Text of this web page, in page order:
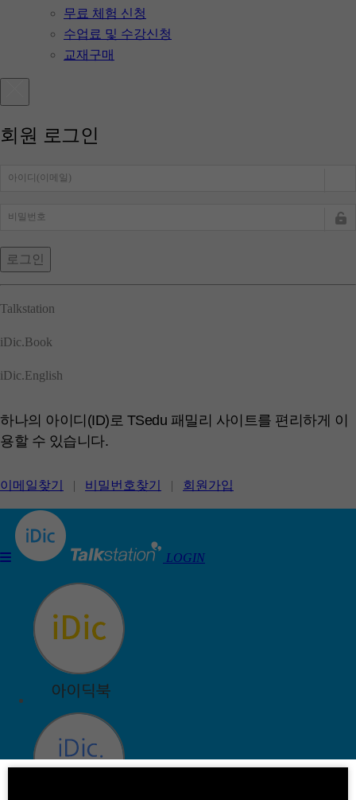
무료 체험 신청
수업료 및 수강신청
교재구매
회원 로그인
로그인
Talkstation
iDic.Book
iDic.English
하나의 아이디(ID)로 TSedu 패밀리 사이트를 편리하게 이
용할 수 있습니다.
이메일찾기 | 비밀번호찾기 | 회원가입
LOGIN